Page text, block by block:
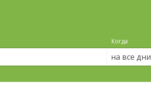
Когда
на все дни